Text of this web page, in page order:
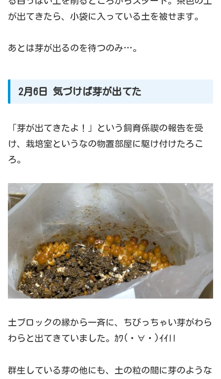
が出てきたら、小袋に入っている土を被せます。
あとは芽が出るのを待つのみ…。
2月6日 気づけば芽が出てた
「芽が出てきたよ！」という飼育係禊の報告を受
け、栽培室というなの物置部屋に駆け付けたろこ
ろ。
土ブロックの縁から一斉に、ちびっちゃい芽がわら
わらと出てきていました。ｶﾜ(・∀・)ｲｲ!!
群生している芽の他にも、土の粒の間に芽のような